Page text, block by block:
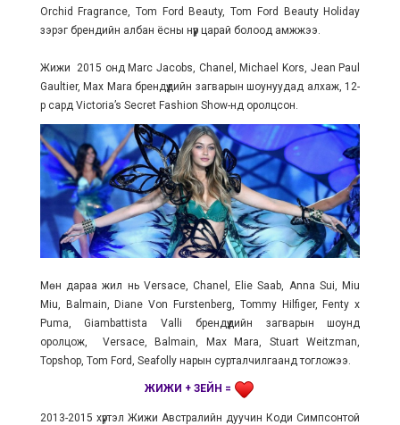
Orchid Fragrance, Tom Ford Beauty, Tom Ford Beauty Holiday
зэрэг брендийн албан ёсны нүүр царай болоод амжжээ.
Жижи 2015 онд Marc Jacobs, Chanel, Michael Kors, Jean Paul
Gaultier, Max Mara брендүүдийн загварын шоунуудад алхаж, 12-
р сард Victoria’s Secret Fashion Show-нд оролцсон.
Мөн дараа жил нь Versace, Chanel, Elie Saab, Anna Sui, Miu
Miu, Balmain, Diane Von Furstenberg, Tommy Hilfiger, Fenty x
Puma, Giambattista Valli брендүүдийн загварын шоунд
оролцож, Versace, Balmain, Max Mara, Stuart Weitzman,
Topshop, Tom Ford, Seafolly нарын сурталчилгаанд тогложээ.
ЖИЖИ + ЗЕЙH =
2013-2015 хүртэл Жижи Австралийн дуучин Коди Симпсонтой